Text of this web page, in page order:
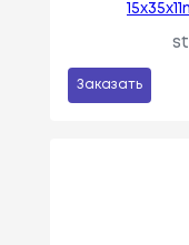
Заказать